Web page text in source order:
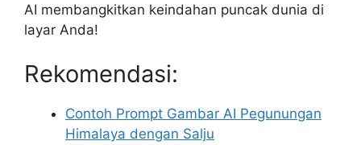
AI membangkitkan keindahan puncak dunia di
layar Anda!
Rekomendasi:
Contoh Prompt Gambar AI Pegunungan
Himalaya dengan Salju